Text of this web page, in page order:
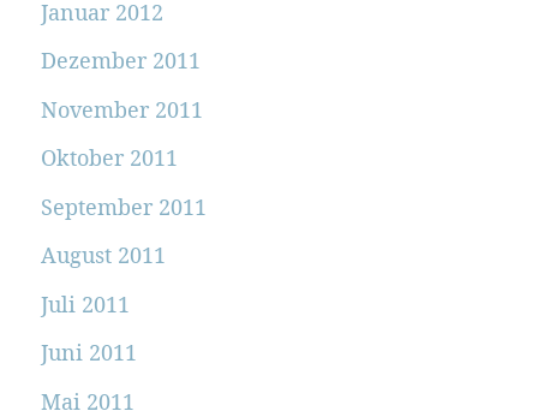
Januar 2012
Dezember 2011
November 2011
Oktober 2011
September 2011
August 2011
Juli 2011
Juni 2011
Mai 2011